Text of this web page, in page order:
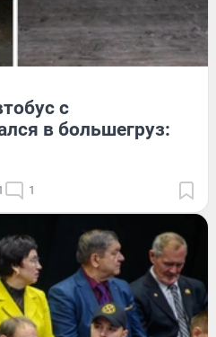
с
в большегруз:
1